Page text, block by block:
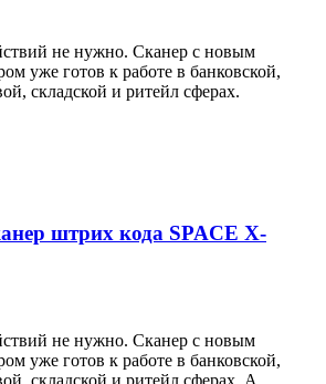
не нужно. Сканер с новым
уже готов к работе в банковской,
складской и ритейл сферах.
штрих кода SPACE X-
не нужно. Сканер с новым
уже готов к работе в банковской,
складской и ритейл сферах. А